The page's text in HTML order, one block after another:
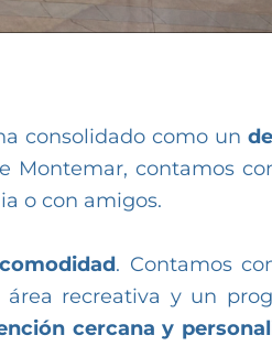
consolidado como un
Montemar, contamos
o con amigos.
. Contamos
recreativa y un
cercana y